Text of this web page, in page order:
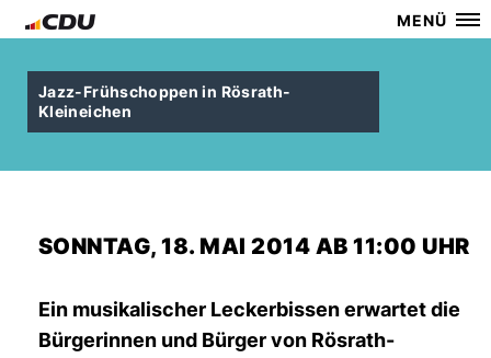
MENÜ
Jazz-Frühschoppen in Rösrath-
Kleineichen
SONNTAG, 18. MAI 2014 AB 11:00 UHR
Ein musikalischer Leckerbissen erwartet die
Bürgerinnen und Bürger von Rösrath-